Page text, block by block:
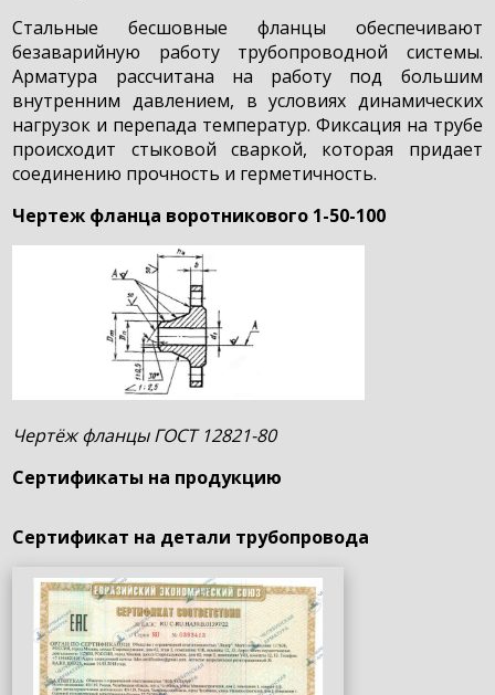
Стальные бесшовные фланцы обеспечивают
безаварийную работу трубопроводной системы.
Арматура рассчитана на работу под большим
внутренним давлением, в условиях динамических
нагрузок и перепада температур. Фиксация на трубе
происходит стыковой сваркой, которая придает
соединению прочность и герметичность.
Чертеж фланца воротникового 1-50-100
Чертёж фланцы ГОСТ 12821-80
Сертификаты на продукцию
Сертификат на детали трубопровода